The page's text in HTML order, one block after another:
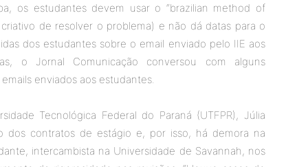
os estudantes devem usar o “brazilian method of
de resolver o problema) e não dá datas para o
dos estudantes sobre o email enviado pelo IIE aos
o Jornal Comunicação conversou com alguns
enviados aos estudantes.
Tecnológica Federal do Paraná (UTFPR), Júlia
dos contratos de estágio e, por isso, há demora na
intercambista na Universidade de Savannah, nos